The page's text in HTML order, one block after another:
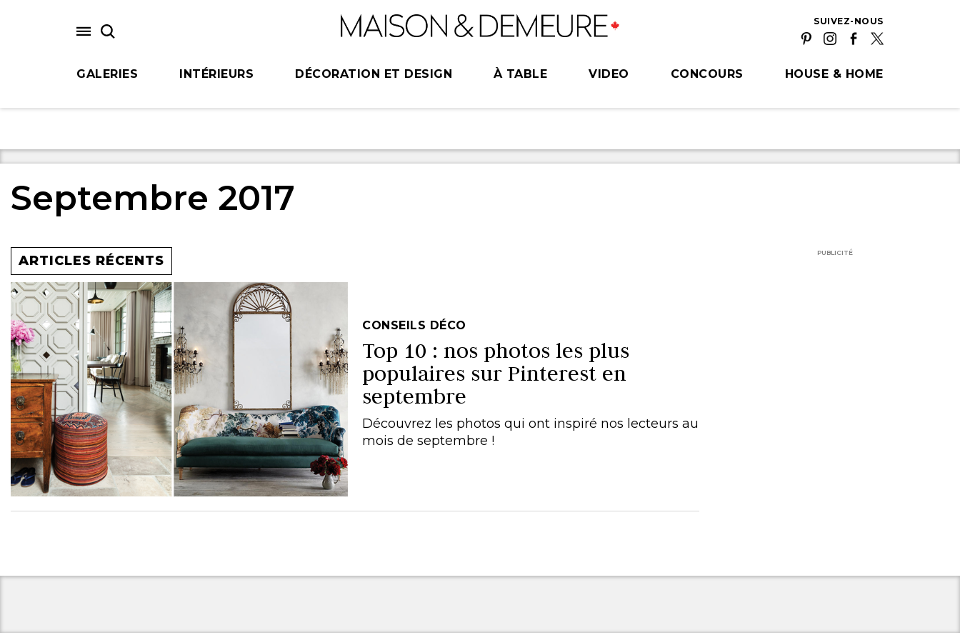
SUIVEZ-NOUS
GALERIES INTÉRIEURS DÉCORATION ET DESIGN À TABLE VIDEO CONCOURS HOUSE & HOME
Septembre 2017
ARTICLES RÉCENTS
CONSEILS DÉCO
Top 10 : nos photos les plus
populaires sur Pinterest en
septembre
Découvrez les photos qui ont inspiré nos lecteurs au
mois de septembre !
PUBLICITÉ